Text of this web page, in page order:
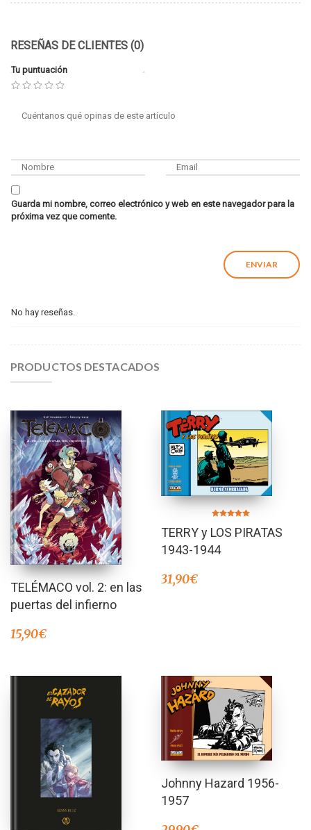
RESEÑAS DE CLIENTES (0)
Tu puntuación
Guarda mi nombre, correo electrónico y web en este navegador para la
próxima vez que comente.
No hay reseñas.
PRODUCTOS DESTACADOS
TELÉMACO vol. 2: en las
puertas del infierno
15,90€
5.00
de 5
TERRY y LOS PIRATAS
1943-1944
31,90€
Johnny Hazard 1956-
1957